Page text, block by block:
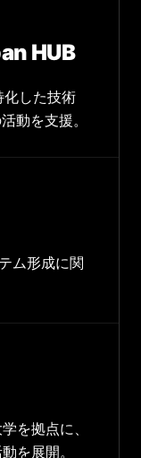
HUB
した技術
動を支援。
ム形成に関
を拠点に、
を展開。